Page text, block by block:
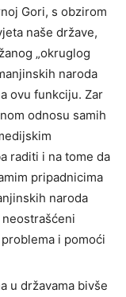
Gori, s obzirom
naše države,
„okruglog
naroda
ovu funkciju. Zar
odnosu samih
raditi i na tome da
pripadnicima
naroda
neostrašćeni
i pomoći
u državama bivše